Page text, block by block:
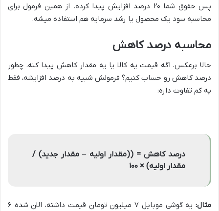
پس حقوق شما ۲۰ درصد افزایش پیدا کرده. از همین فرمول برای
محاسبه سود یک محصول یا رشد سرمایه هم استفاده میشه.
محاسبه درصد کاهش
حالا برعکس، اگه قیمت یه کالا یا یه مقدار کاهش پیدا کنه، چطور
درصد کاهش رو حساب کنیم؟ فرمولش شبیه به درصد افزایشه، فقط
یه کم تفاوت داره:
درصد کاهش = ((مقدار اولیه – مقدار جدید) /
مقدار اولیه) × ۱۰۰
مثال:
یه گوشی موبایل ۷ میلیون تومان قیمت داشته، الان شده ۶